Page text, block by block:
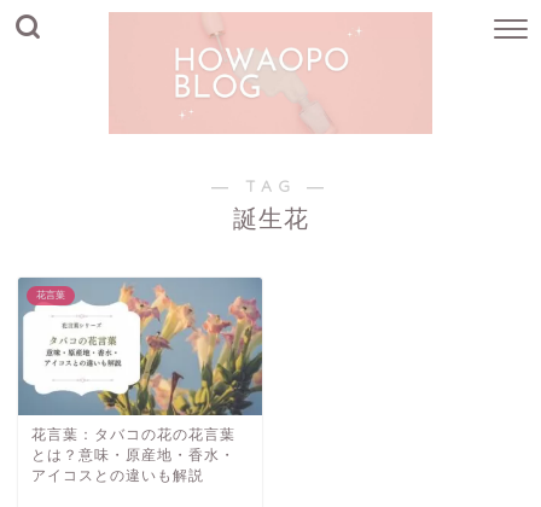
― TAG ―
誕生花
花言葉
花言葉：タバコの花の花言葉
とは？意味・原産地・香水・
アイコスとの違いも解説